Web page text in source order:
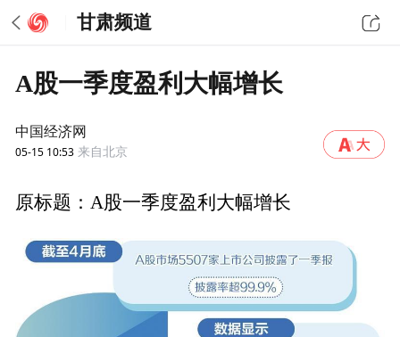
甘肃频道
A股一季度盈利大幅增长
中国经济网
05-15 10:53 来自北京
原标题：A股一季度盈利大幅增长